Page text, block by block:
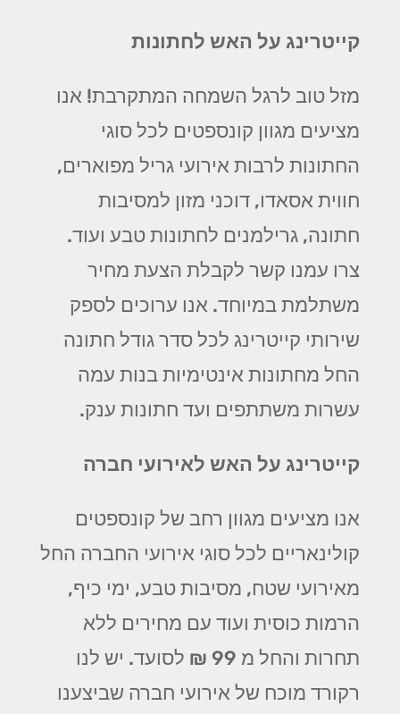
קייטרינג על האש לחתונות
מזל טוב לרגל השמחה המתקרבת! אנו
מציעים מגוון קונספטים לכל סוגי
החתונות לרבות אירועי גריל מפוארים,
חווית אסאדו, דוכני מזון למסיבות
חתונה, גרילמנים לחתונות טבע ועוד.
צרו עמנו קשר לקבלת הצעת מחיר
משתלמת במיוחד. אנו ערוכים לספק
שירותי קייטרינג לכל סדר גודל חתונה
החל מחתונות אינטימיות בנות עמה
עשרות משתתפים ועד חתונות ענק.
קייטרינג על האש לאירועי חברה
אנו מציעים מגוון רחב של קונספטים
קולינאריים לכל סוגי אירועי החברה החל
מאירועי שטח, מסיבות טבע, ימי כיף,
הרמות כוסית ועוד עם מחירים ללא
תחרות והחל מ 99 ₪ לסועד. יש לנו
רקורד מוכח של אירועי חברה שביצענו